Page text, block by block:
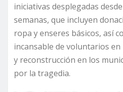
iniciativas desplegadas
semanas, que incluyen
ropa y enseres básicos, así
incansable de voluntarios
y reconstrucción en los
por la tragedia.